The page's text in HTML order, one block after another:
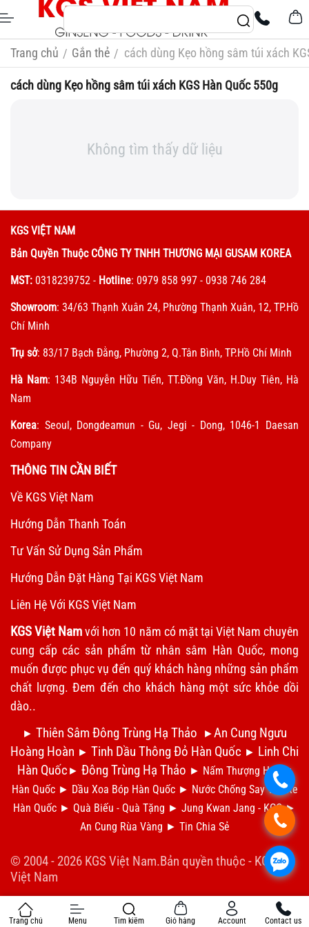
Trang chủ / Gắn thẻ / cách dùng Kẹo hồng sâm túi xách
cách dùng Kẹo hồng sâm túi xách KGS Hàn Quốc 550g
Không tìm thấy dữ liệu
KGS VIỆT NAM
Bản Quyền Thuộc CÔNG TY TNHH THƯƠNG MẠI GUSAM KOREA
MST: 0318239752 - Hotline: 0979 858 997 - 0938 746 284
Showroom: 34/63 Thạnh Xuân 24, Phường Thạnh Xuân, 12, TP.Hồ
Chí Minh
Trụ sở: 83/17 Bạch Đằng, Phường 2, Q.Tân Bình, TP.Hồ Chí Minh
Hà Nam: 134B Nguyễn Hữu Tiến, TT.Đồng Văn, H.Duy Tiên, Hà
Nam
Korea: Seoul, Dongdeamun - Gu, Jegi - Dong, 1046-1 Daesan
Company
THÔNG TIN CẦN BIẾT
Về KGS Việt Nam
Hướng Dẫn Thanh Toán
Tư Vấn Sử Dụng Sản Phẩm
Hướng Dẫn Đặt Hàng Tại KGS Việt Nam
Liên Hệ Với KGS Việt Nam
KGS Việt Namvới hơn 10 năm có mặt tại Việt Nam chuyên
cung cấp các sản phẩm từ nhân sâm Hàn Quốc, mong
muốn được phục vụ đến quý khách hàng những sản phẩm
chất lượng. Đem đến cho khách hàng một sức khỏe dồi
dào..
.
.
.
► Thiên Sâm Đông Trùng Hạ Thảo ►An Cung Ngưu
Hoàng Hoàn ► Tinh Dầu Thông Đỏ Hàn Quốc ► Linh Chi
Hàn Quốc ► Đông Trùng Hạ Thảo ► Nấm Thượng Hoàng
Hàn Quốc ► Dầu Xoa Bóp Hàn Quốc ► Nước Chống Say Tàu Xe
Hàn Quốc ► Quà Biếu - Quà Tặng ► Jung Kwan Jang - KGC ►
An Cung Rùa Vàng ► Tin Chia Sẻ
© 2004 - 2026 KGS Việt Nam.Bản quyền thuộc - KGS
Việt Nam
Trang chủ Menu Tìm kiếm Giỏ hàng Account Contact us